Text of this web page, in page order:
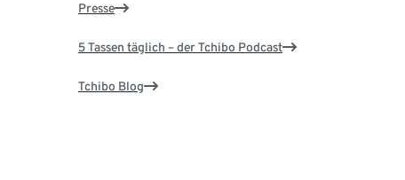
Presse
5 Tassen täglich – der Tchibo Podcast
Tchibo Blog